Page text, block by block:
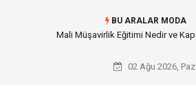
BU ARALAR MODA
Forma Yaptırma Girişimiyle Akademik Spor
02 Ağu 2026, Paz